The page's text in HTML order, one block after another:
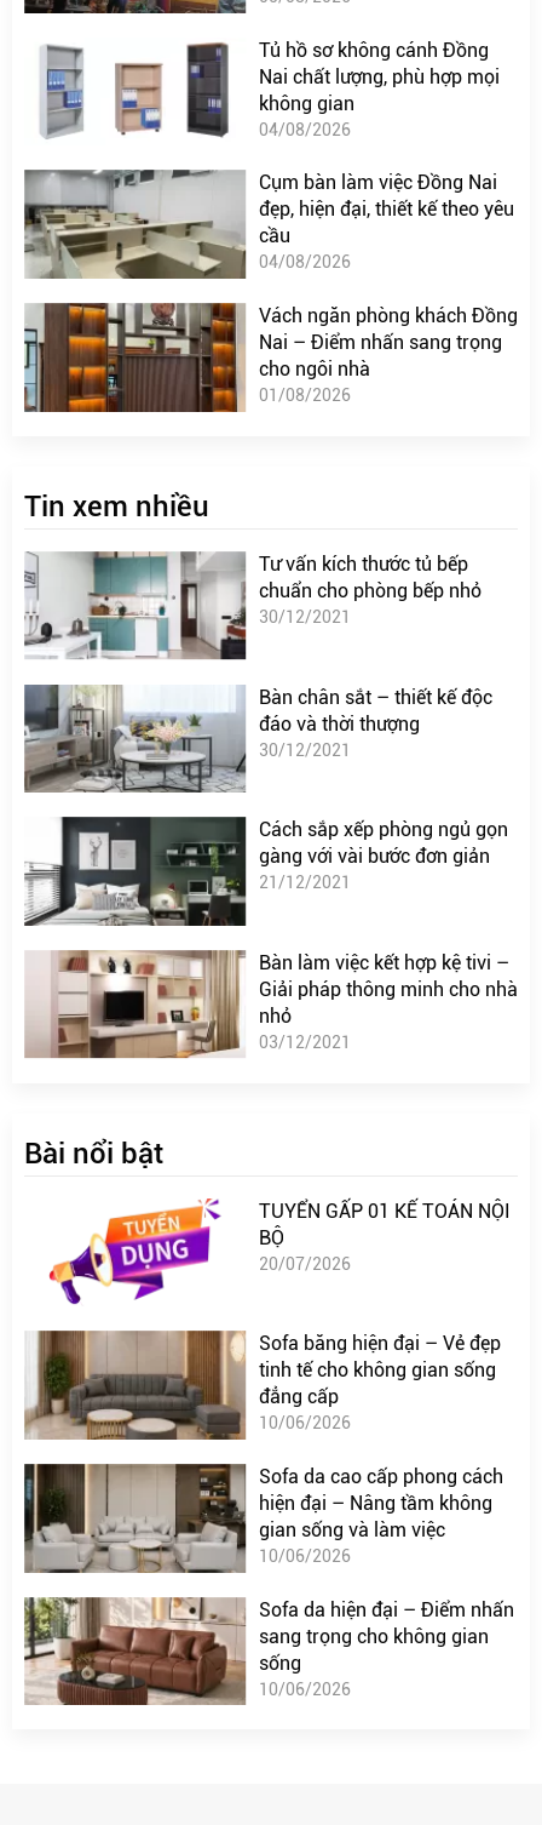
Tủ hồ sơ không cánh Đồng
Nai chất lượng, phù hợp mọi
không gian
04/08/2026
Cụm bàn làm việc Đồng Nai
đẹp, hiện đại, thiết kế theo yêu
cầu
04/08/2026
Vách ngăn phòng khách Đồng
Nai – Điểm nhấn sang trọng
cho ngôi nhà
01/08/2026
Tin xem nhiều
Tư vấn kích thước tủ bếp
chuẩn cho phòng bếp nhỏ
30/12/2021
Bàn chân sắt – thiết kế độc
đáo và thời thượng
30/12/2021
Cách sắp xếp phòng ngủ gọn
gàng với vài bước đơn giản
21/12/2021
Bàn làm việc kết hợp kệ tivi –
Giải pháp thông minh cho nhà
nhỏ
03/12/2021
Bài nổi bật
TUYỂN GẤP 01 KẾ TOÁN NỘI
BỘ
20/07/2026
Sofa băng hiện đại – Vẻ đẹp
tinh tế cho không gian sống
đẳng cấp
10/06/2026
Sofa da cao cấp phong cách
hiện đại – Nâng tầm không
gian sống và làm việc
10/06/2026
Sofa da hiện đại – Điểm nhấn
sang trọng cho không gian
sống
10/06/2026